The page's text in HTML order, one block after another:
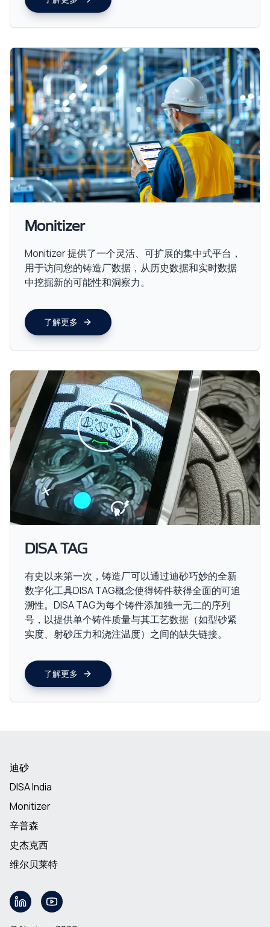
Monitizer
Monitizer 提供了一个灵活、可扩展的集中式平台，
用于访问您的铸造厂数据，从历史数据和实时数据
中挖掘新的可能性和洞察力。
了解更多
DISA TAG
有史以来第一次，铸造厂可以通过迪砂巧妙的全新
数字化工具DISA TAG概念使得铸件获得全面的可追
溯性。DISA TAG为每个铸件添加独一无二的序列
号，以提供单个铸件质量与其工艺数据（如型砂紧
实度、射砂压力和浇注温度）之间的缺失链接。
了解更多
迪砂
DISA India
Monitizer
辛普森
史杰克西
维尔贝莱特